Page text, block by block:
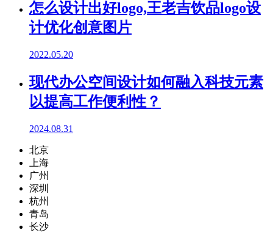
怎么设计出好logo,王老吉饮品logo设
计优化创意图片
2022.05.20
现代办公空间设计如何融入科技元素
以提高工作便利性？
2024.08.31
北京
上海
广州
深圳
杭州
青岛
长沙